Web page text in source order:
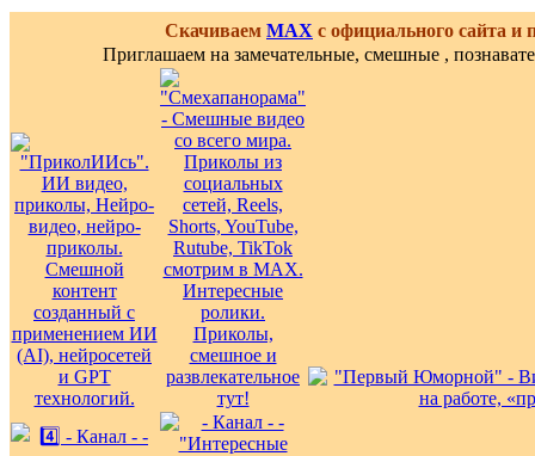
Скачиваем MAX с официального сайта
Приглашаем на замечательные, смешные ,